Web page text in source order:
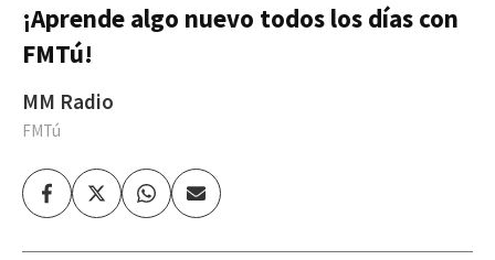
¡Aprende algo nuevo todos los días con
FMTú!
MM Radio
FMTú
FacebookTwitterWhatsapp
Enviar
por